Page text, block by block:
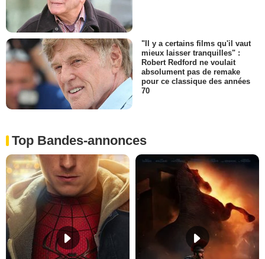
"Il y a certains films qu'il vaut
mieux laisser tranquilles" :
Robert Redford ne voulait
absolument pas de remake
pour ce classique des années
70
Top Bandes-annonces